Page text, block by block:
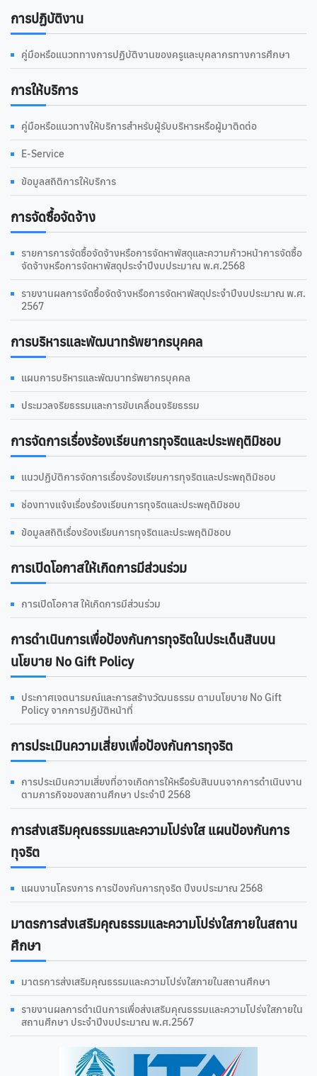
การปฏิบัติงาน
คู่มือหรือแนวททางการปฏิบัติงานของครูและบุคลากรทางการศึกษา
การให้บริการ
คู่มือหรือแนวทางให้บริการสำหรับผู้รับบริหารหรือผู้มาติดต่อ
E-Service
ข้อมูลสถิติการให้บริการ
การจัดซื้อจัดจ้าง
รายการการจัดซื้อจัดจ้างหรือการจัดหาพัสดุและความก้าวหน้าการจัดซื้อ
จัดจ้างหรือการจัดหาพัสดุประจำปีงบประมาณ พ.ศ.2568
รายงานผลการจัดซื้อจัดจ้างหรือการจัดหาพัสดุประจำปีงบประมาณ พ.ศ.
2567
การบริหารและพัฒนาทรัพยากรบุคคล
แผนการบริหารและพัฒนาทรัพยากรบุคคล
ประมวลจริยธรรมและการขับเคลื่อนจริยธรรม
การจัดการเรื่องร้องเรียนการทุจริตและประพฤติมิชอบ
แนวปฏิบัติการจัดการเรื่องร้องเรียนการทุจริตและประพฤติมิชอบ
ช่องทางแจ้งเรื่องร้องเรียนการทุจริตและประพฤติมิชอบ
ข้อมูลสถิติเรื่องร้องเรียนการทุจริตและประพฤติมิชอบ
การเปิดโอกาสให้เกิดการมีส่วนร่วม
การเปิดโอกาส ให้เกิดการมีส่วนร่วม
การดําเนินการเพื่อป้องกันการทุจริตในประเด็นสินบน
นโยบาย No Gift Policy
ประกาศเจตนารมณ์และการสร้างวัฒนธรรม ตามนโยบาย No Gift
Policy จากการปฏิบัติหน้าที่
การประเมินความเสี่ยงเพื่อป้องกันการทุจริต
การประเมินความเสี่ยงที่อาจเกิดการให้หรือรับสินบนจากการดำเนินงาน
ตามภารกิจของสถานศึกษา ประจำปี 2568
การส่งเสริมคุณธรรมและความโปร่งใส แผนป้องกันการ
ทุจริต
แผนงานโครงการ การป้องกันการทุจริต ปีงบประมาณ 2568
มาตรการส่งเสริมคุณธรรมและความโปร่งใสภายในสถาน
ศึกษา
มาตรการส่งเสริมคุณธรรมและความโปร่งใสภายในสถานศึกษา
รายงานผลการดําเนินการเพื่อส่งเสริมคุณธรรมและความโปร่งใสภายใน
สถานศึกษา ประจำปีงบประมาณ พ.ศ.2567